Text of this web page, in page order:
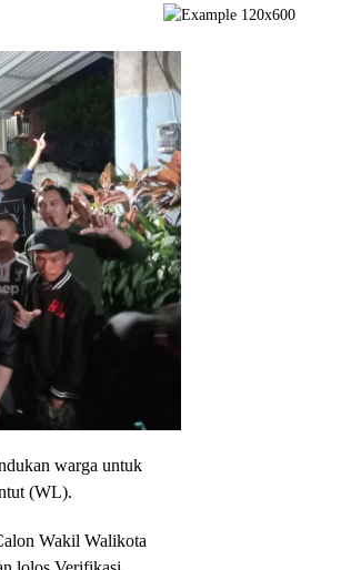
warga untuk
(WL).
Wakil Walikota